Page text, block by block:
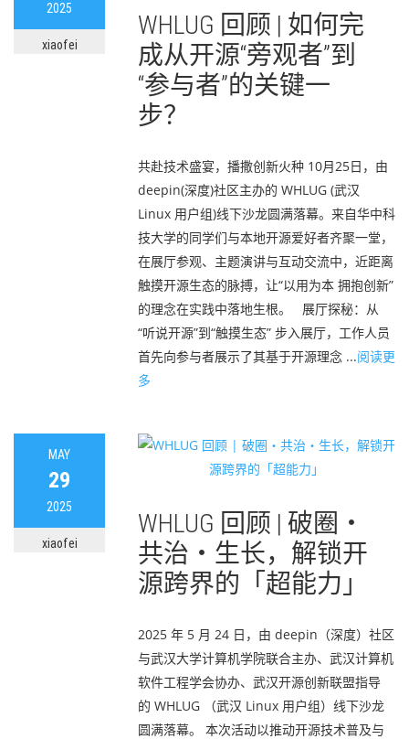
2025
xiaofei
WHLUG 回顾 | 如何完
成从开源“旁观者”到
“参与者”的关键一
步？
共赴技术盛宴，播撒创新火种 10月25日，由
deepin(深度)社区主办的 WHLUG (武汉
Linux 用户组)线下沙龙圆满落幕。来自华中科
技大学的同学们与本地开源爱好者齐聚一堂，
在展厅参观、主题演讲与互动交流中，近距离
触摸开源生态的脉搏，让“以用为本 拥抱创新”
的理念在实践中落地生根。 展厅探秘：从
“听说开源”到“触摸生态” 步入展厅，工作人员
首先向参与者展示了其基于开源理念 ...阅读更
多
MAY
29
2025
xiaofei
WHLUG 回顾 | 破圈・
共治・生长，解锁开
源跨界的「超能力」
2025 年 5 月 24 日，由 deepin（深度）社区
与武汉大学计算机学院联合主办、武汉计算机
软件工程学会协办、武汉开源创新联盟指导
的 WHLUG （武汉 Linux 用户组）线下沙龙
圆满落幕。 本次活动以推动开源技术普及与